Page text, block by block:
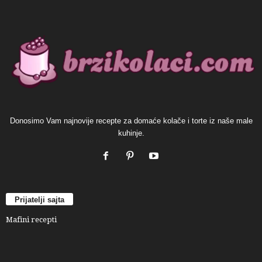
Donosimo Vam najnovije recepte za domaće kolače i torte iz naše male
kuhinje.
Prijatelji sajta
Mafini recepti